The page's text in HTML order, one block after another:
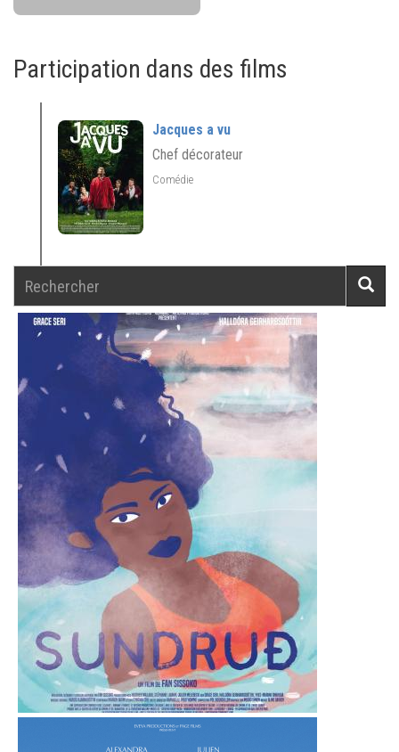
Participation dans des films
Jacques a vu
Chef décorateur
Comédie